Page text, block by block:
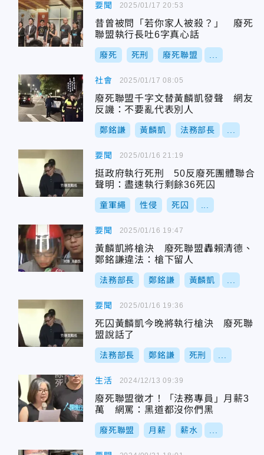
要聞
昔曾被問「若你家人被殺？」 廢死
聯盟執行長吐6字真心話
廢死 死刑 廢死聯盟
2025/01/17 20:53
社會
廢死聯盟千字文替黃麟凱發聲 網友
反譏：不要亂代表別人
鄭銘謙 黃麟凱 法務部長
2025/01/17 08:05
要聞
挺政府執行死刑 50反廢死團體聯合
聲明：盡速執行剩餘36死囚
童軍繩 性侵 死囚
2025/01/16 21:19
要聞
黃麟凱將槍決 廢死聯盟轟賴清德、
鄭銘謙違法：槍下留人
法務部長 鄭銘謙 黃麟凱
2025/01/16 19:47
要聞
死囚黃麟凱今晚將執行槍決 廢死聯
盟說話了
法務部長 鄭銘謙 死刑
2025/01/16 19:36
生活
廢死聯盟徵才！「法務專員」月薪3
萬 網罵：黑道都沒你們黑
廢死聯盟 月薪 薪水
2024/12/13 09:39